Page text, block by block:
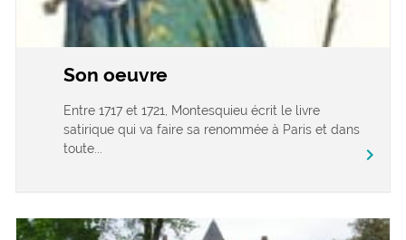
Son oeuvre
Entre 1717 et 1721, Montesquieu écrit le livre
satirique qui va faire sa renommée à Paris et dans
toute...
chevron_right